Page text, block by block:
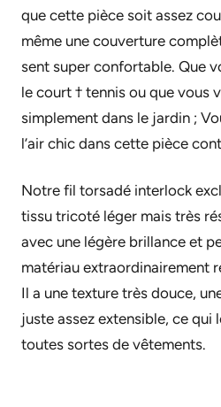
que cette pièce soit assez
même une couverture
sent super confortable. Que
le court † tennis ou que vous
simplement dans le jardin ;
l’air chic dans cette pièce
Notre fil torsadé interlock
tissu tricoté léger mais très
avec une légère brillance et
matériau extraordinairement
Il a une texture très douce,
juste assez extensible, ce qui
toutes sortes de vêtements.